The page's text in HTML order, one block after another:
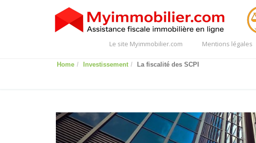
Le site Myimmobilier.com Mentions légales
Home Investissement La fiscalité des SCPI